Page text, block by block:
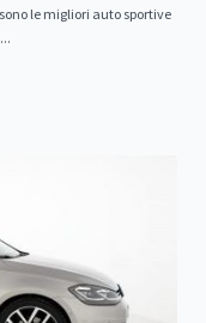
le migliori auto sportive